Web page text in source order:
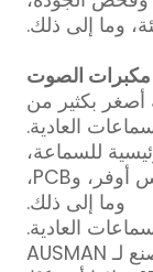
وما إلى ذلك.
مكبرات الصوت
أصغر بكثير من
العادية.
للسماعة،
مثل مكبرات الصوت، وDSP، والكروس أوفر، وPCB،
وما إلى ذلك.
العادية.
على سبيل المثال، سعر المصنع لـ AUSMAN